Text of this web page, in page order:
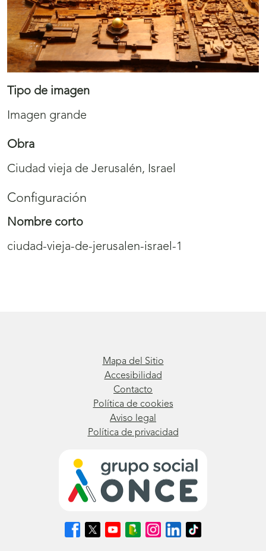
Tipo de imagen
Imagen grande
Obra
Ciudad vieja de Jerusalén, Israel
Configuración
Nombre corto
ciudad-vieja-de-jerusalen-israel-1
Mapa del Sitio
Accesibilidad
Contacto
Política de cookies
Aviso legal
Política de privacidad
Síguenos
en
Síguenos
en
Síguenos
en
Síguenos
en
Síguenos
en
Síguenos
en
Síguenos
en